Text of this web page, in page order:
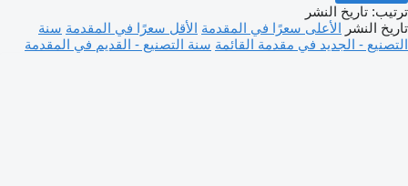
ترتيب: تاريخ النشر
تاريخ النشر الأعلى سعرًا في المقدمة الأقل سعرًا في المقدمة سنة
التصنيع - الجديد في مقدمة القائمة سنة التصنيع - القديم في المقدمة